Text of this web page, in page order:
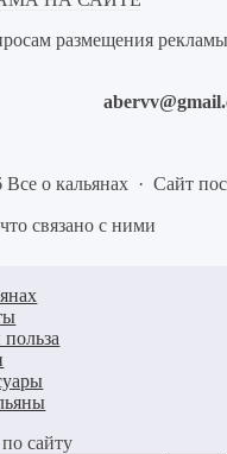
размещения
Все о кальянах ·Сайт
связано с ними
сайту